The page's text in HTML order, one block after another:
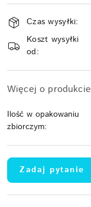
Dostępność
i
dostawa
Czas wysyłki:
Koszt wysyłki
od:
Więcej o produkcie
Ilość w opakowaniu
zbiorczym:
Zadaj pytanie